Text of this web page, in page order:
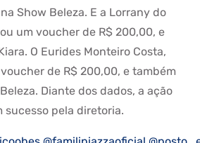
Show Beleza. E a Lorrany do
um voucher de R$ 200,00, e
O Eurides Monteiro Costa,
de R$ 200,00, e também
Diante dos dados, a ação
sucesso pela diretoria.